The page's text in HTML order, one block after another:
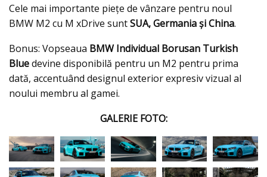
Cele mai importante piețe de vânzare pentru noul
BMW M2 cu M xDrive suntSUA, Germania și China.
Bonus: Vopseaua BMW Individual Borusan Turkish
Bluedevine disponibilă pentru un M2 pentru prima
dată, accentuând designul exterior expresiv vizual al
noului membru al gamei.
GALERIE FOTO: